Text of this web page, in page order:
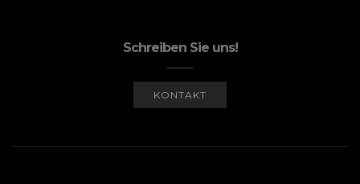
Schreiben Sie uns!
KONTAKT